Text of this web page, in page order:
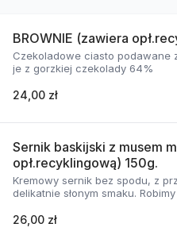
BROWNIE (zawiera
Czekoladowe ciasto podawane
je z gorzkiej czekolady 64%
24,00 zł
Sernik baskijski z musem
opł.recyklingową) 150g.
Kremowy sernik bez spodu, z
delikatnie słonym smaku.
26,00 zł